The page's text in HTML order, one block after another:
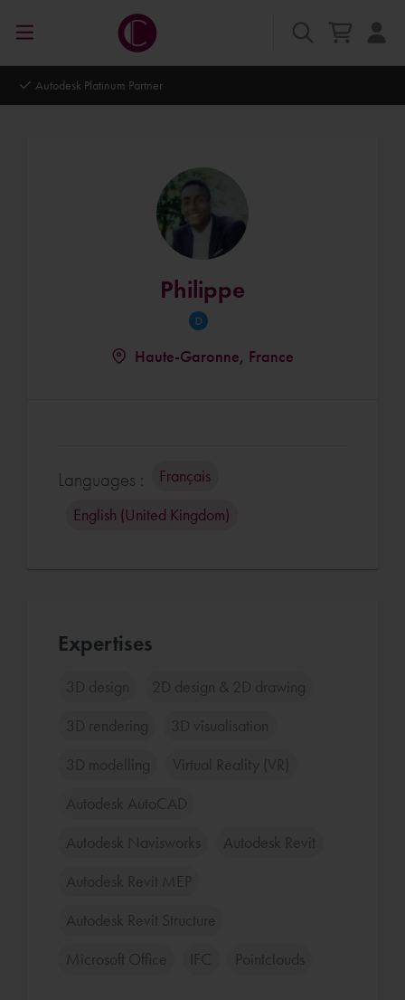
Autodesk Platinum Partner
Philippe
Haute-Garonne, France
Languages : Français
English (United Kingdom)
Expertises
3D design 2D design & 2D drawing
3D rendering 3D visualisation
3D modelling Virtual Reality (VR)
Autodesk AutoCAD
Autodesk Navisworks Autodesk Revit
Autodesk Revit MEP
Autodesk Revit Structure
Microsoft Office IFC Pointclouds